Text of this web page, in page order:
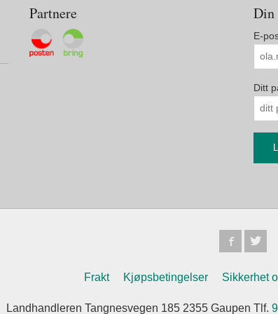
Partnere Din
E-
Ditt
Frakt Kjøpsbetingelser Sikkerhet
Landhandleren Tangnesvegen 185 2355 Gaupen Tlf.